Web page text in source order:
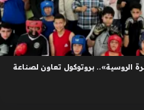
الروسية».. بروتوكول تعاون لصناعة